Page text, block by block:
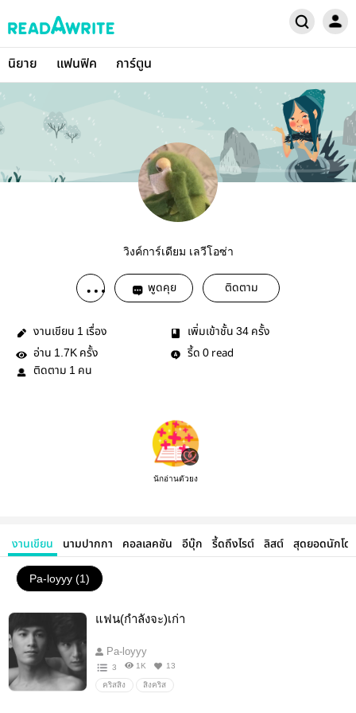
นิยาย แฟนฟิค การ์ตูน
วิงค์การ์เดียม เลวีโอซ่า
พูดคุย ติดตาม
งานเขียน 1 เรื่อง เพิ่มเข้าชั้น 34 ครั้ง
อ่าน 1.7K ครั้ง รี้ด 0 read
ติดตาม 1 คน
นักอ่านตัวยง
งานเขียน นามปากกา คอลเลคชัน อีบุ๊ก รี้ดถึงไรต์ ลิสต์ สุดยอดนักโด
Pa-loyyy (1)
แฟน(กำลังจะ)เก่า
Pa-loyyy
3 1K 13
คริสสิง สิงคริส